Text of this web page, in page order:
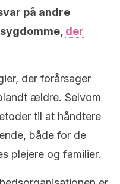
på andre
der
der forårsager
ældre. Selvom
til at håndtere
både for de
plejere og familier.